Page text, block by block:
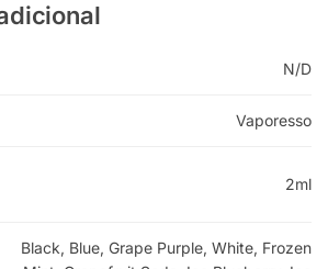
N/D
Vaporesso
2ml
Black, Blue, Grape Purple, White, Frozen